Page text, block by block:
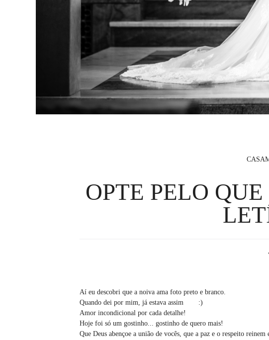
OPTE PELO
Aí eu descobri que a noiva ama foto preto e branco.
Quando dei por mim, já estava assim
:)
Amor incondicional por cada detalhe!
Hoje foi só um gostinho... gostinho de quero mais!
Que Deus abençoe a união de vocês, que a paz e o respeito reinem